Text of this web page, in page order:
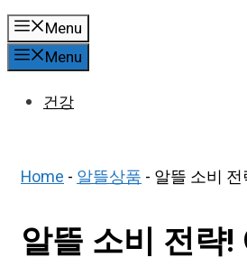
Menu
Menu
건강
Home-알뜰상품- 알뜰 소비
알뜰 소비 전략